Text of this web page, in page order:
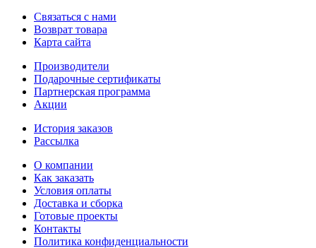
Связаться с нами
Возврат товара
Карта сайта
Производители
Подарочные сертификаты
Партнерская программа
Акции
История заказов
Рассылка
O компании
Как заказать
Условия оплаты
Доставка и сборка
Готовые проекты
Контакты
Политика конфиденциальности